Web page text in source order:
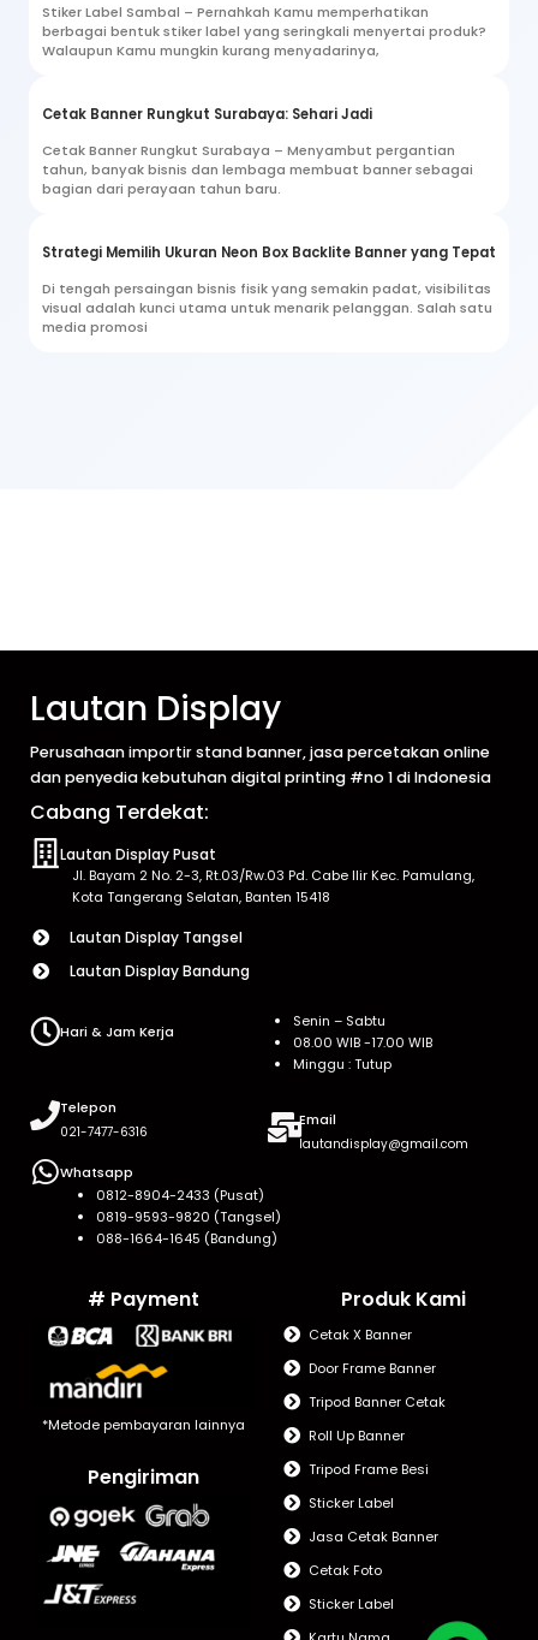
Stiker Label Sambal – Pernahkah Kamu memperhatikan
berbagai bentuk stiker label yang seringkali menyertai produk?
Walaupun Kamu mungkin kurang menyadarinya,
Cetak Banner Rungkut Surabaya: Sehari Jadi
Cetak Banner Rungkut Surabaya – Menyambut pergantian
tahun, banyak bisnis dan lembaga membuat banner sebagai
bagian dari perayaan tahun baru.
Strategi Memilih Ukuran Neon Box Backlite Banner yang Tepat
Di tengah persaingan bisnis fisik yang semakin padat, visibilitas
visual adalah kunci utama untuk menarik pelanggan. Salah satu
media promosi
Lautan Display
Perusahaan importir stand banner, jasa percetakan online
dan penyedia kebutuhan digital printing #no 1 di Indonesia
Cabang Terdekat:
Lautan Display Pusat
Jl. Bayam 2 No. 2-3, Rt.03/Rw.03 Pd. Cabe Ilir Kec. Pamulang,
Kota Tangerang Selatan, Banten 15418
Lautan Display Tangsel
Lautan Display Bandung
Hari & Jam Kerja
Senin – Sabtu
08.00 WIB -17.00 WIB
Minggu : Tutup
Telepon
021-7477-6316
Email
lautandisplay@gmail.com
Whatsapp
0812-8904-2433 (Pusat)
0819-9593-9820 (Tangsel)
088-1664-1645 (Bandung)
# Payment
*Metode pembayaran lainnya
Pengiriman
Produk Kami
Cetak X Banner
Door Frame Banner
Tripod Banner Cetak
Roll Up Banner
Tripod Frame Besi
Sticker Label
Jasa Cetak Banner
Cetak Foto
Sticker Label